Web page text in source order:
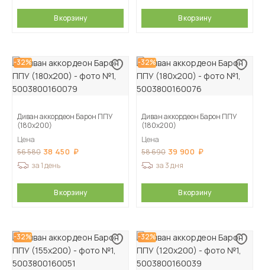
В корзину В корзину
-32%
Диван аккордеон Барон ППУ
(180х200)
Цена
56 580 38 450
за 1 день
В корзину
-32%
Диван аккордеон Барон ППУ
(180х200)
Цена
58 690 39 900
за 3 дня
В корзину
-32% -32%